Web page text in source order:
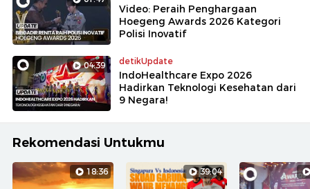
Video: Peraih Penghargaan
Hoegeng Awards 2026 Kategori
Polisi Inovatif
04:39 detikUpdate
IndoHealthcare Expo 2026
Hadirkan Teknologi Kesehatan dari
9 Negara!
Rekomendasi Untukmu
18:36 39:04